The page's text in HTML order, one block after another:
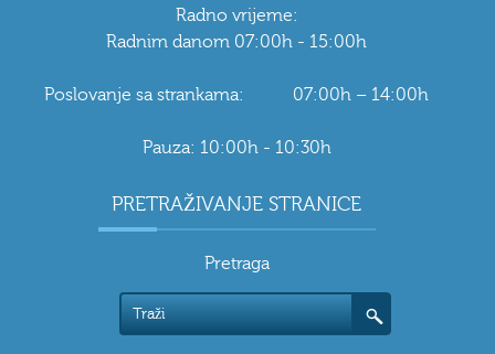
Radno vrijeme:
Radnim danom 07:00h - 15:00h
Poslovanje sa strankama: 07:00h – 14:00h
Pauza: 10:00h - 10:30h
PRETRAŽIVANJE STRANICE
Pretraga